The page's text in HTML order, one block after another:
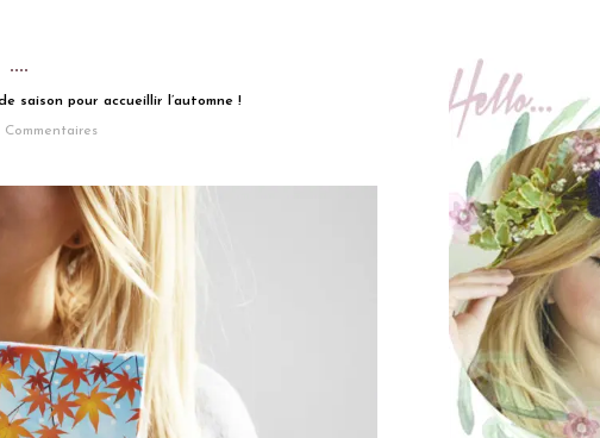
saison pour accueillir l’automne !
Commentaires